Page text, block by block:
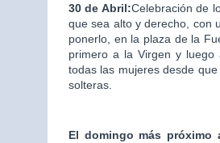
30 de Abril:Celebración de
que sea alto y derecho, con
ponerlo, en la plaza de la
primero a la Virgen y luego
todas las mujeres desde
solteras.
El domingo más